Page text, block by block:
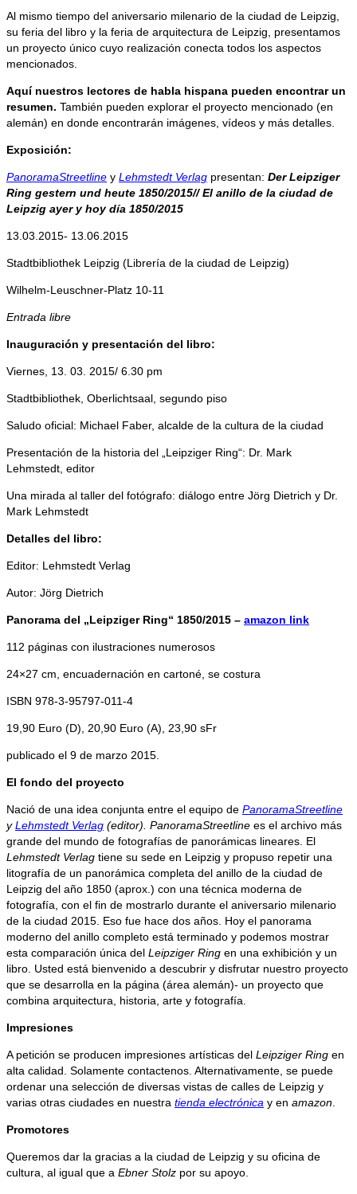
Al mismo tiempo del aniversario milenario de la ciudad de Leipzig,
su feria del libro y la feria de arquitectura de Leipzig, presentamos
un proyecto único cuyo realización conecta todos los aspectos
mencionados.
Aquí nuestros lectores de habla hispana pueden encontrar un
resumen. También pueden explorar el proyecto mencionado (en
alemán) en donde encontrarán imágenes, vídeos y más detalles.
Exposición:
PanoramaStreetline y Lehmstedt Verlag presentan: Der Leipziger
Ring gestern und heute 1850/2015// El anillo de la ciudad de
Leipzig ayer y hoy día 1850/2015
13.03.2015- 13.06.2015
Stadtbibliothek Leipzig (Librería de la ciudad de Leipzig)
Wilhelm-Leuschner-Platz 10-11
Entrada libre
Inauguración y presentación del libro:
Viernes, 13. 03. 2015/ 6.30 pm
Stadtbibliothek, Oberlichtsaal, segundo piso
Saludo oficial: Michael Faber, alcalde de la cultura de la ciudad
Presentación de la historia del „Leipziger Ring“: Dr. Mark
Lehmstedt, editor
Una mirada al taller del fotógrafo: diálogo entre Jörg Dietrich y Dr.
Mark Lehmstedt
Detalles del libro:
Editor: Lehmstedt Verlag
Autor: Jörg Dietrich
Panorama del „Leipziger Ring“ 1850/2015 – amazon link
112 páginas con ilustraciones numerosos
24×27 cm, encuadernación en cartoné, se costura
ISBN 978-3-95797-011-4
19,90 Euro (D), 20,90 Euro (A), 23,90 sFr
publicado el 9 de marzo 2015.
El fondo del proyecto
Nació de una idea conjunta entre el equipo de PanoramaStreetline
yLehmstedt Verlag (editor). PanoramaStreetline es el archivo más
grande del mundo de fotografías de panorámicas lineares. El
Lehmstedt Verlag tiene su sede en Leipzig y propuso repetir una
litografía de un panorámica completa del anillo de la ciudad de
Leipzig del año 1850 (aprox.) con una técnica moderna de
fotografía, con el fin de mostrarlo durante el aniversario milenario
de la ciudad 2015. Eso fue hace dos años. Hoy el panorama
moderno del anillo completo está terminado y podemos mostrar
esta comparación única del Leipziger Ring en una exhibición y un
libro. Usted está bienvenido a descubrir y disfrutar nuestro proyecto
que se desarrolla en la página (área alemán)- un proyecto que
combina arquitectura, historia, arte y fotografía.
Impresiones
A petición se producen impresiones artísticas del Leipziger Ring en
alta calidad. Solamente contactenos. Alternativamente, se puede
ordenar una selección de diversas vistas de calles de Leipzig y
varias otras ciudades en nuestra tienda electrónica y en amazon
Promotores
Queremos dar la gracias a la ciudad de Leipzig y su oficina de
cultura, al igual que a Ebner Stolz por su apoyo.